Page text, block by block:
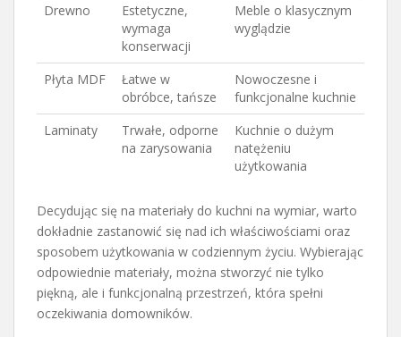
Drewno
Estetyczne,
wymaga
konserwacji
Meble o klasycznym
wyglądzie
Płyta MDF
Łatwe w
obróbce, tańsze
Nowoczesne i
funkcjonalne kuchnie
Laminaty
Trwałe, odporne
na zarysowania
Kuchnie o dużym
natężeniu
użytkowania
Decydując się na materiały do kuchni na wymiar, warto
dokładnie zastanowić się nad ich właściwościami oraz
sposobem użytkowania w codziennym życiu. Wybierając
odpowiednie materiały, można stworzyć nie tylko
piękną, ale i funkcjonalną przestrzeń, która spełni
oczekiwania domowników.